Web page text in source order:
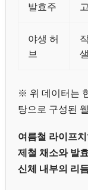
발효주
야생 허
브
※ 위 데이터는
탕으로 구성된
여름철 라이프
제철 채소와 발
신체 내부의 리